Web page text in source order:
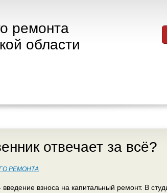
ремонта
области
отвечает за всё?
РЕМОНТА
взноса на капитальный ремонт. В